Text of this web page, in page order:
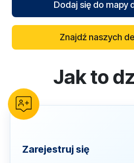
Dodaj się do mapy
Znajdź naszych
reCAPTCHA verification
Jak to
Zarejestruj się